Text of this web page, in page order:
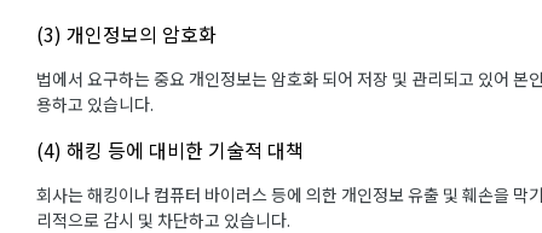
(3) 개인정보의 암호화
법에서 요구하는 중요 개인정보는 암호화 되어 저장 및 관리되고 있어
용하고 있습니다.
(4) 해킹 등에 대비한 기술적 대책
회사는 해킹이나 컴퓨터 바이러스 등에 의한 개인정보 유출 및 훼손을
리적으로 감시 및 차단하고 있습니다.